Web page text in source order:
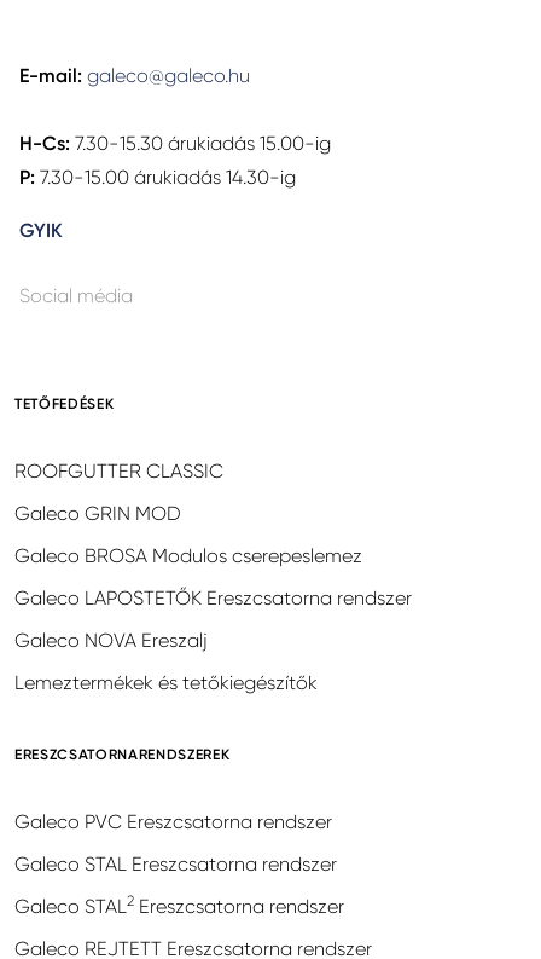
E-mail: galeco@galeco.hu
H-Cs: 7.30-15.30 árukiadás 15.00-ig
P: 7.30-15.00 árukiadás 14.30-ig
GYIK
Social média
TETŐFEDÉSEK
ROOFGUTTER CLASSIC
Galeco GRIN MOD
Galeco BROSA Modulos cserepeslemez
Galeco LAPOSTETŐK Ereszcsatorna rendszer
Galeco NOVA Ereszalj
Lemeztermékek és tetőkiegészítők
ERESZCSATORNARENDSZEREK
Galeco PVC Ereszcsatorna rendszer
Galeco STAL Ereszcsatorna rendszer
Galeco STAL2 Ereszcsatorna rendszer
Galeco REJTETT Ereszcsatorna rendszer